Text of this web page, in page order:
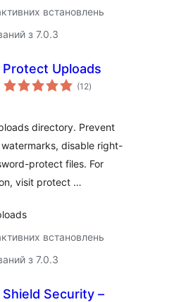
встановлень
з 7.0.3
Protect Uploads
(12загальний
рейтинг
)
directory. Prevent
disable right-
protect files. For
visit protect …
встановлень
з 7.0.3
Shield Security –